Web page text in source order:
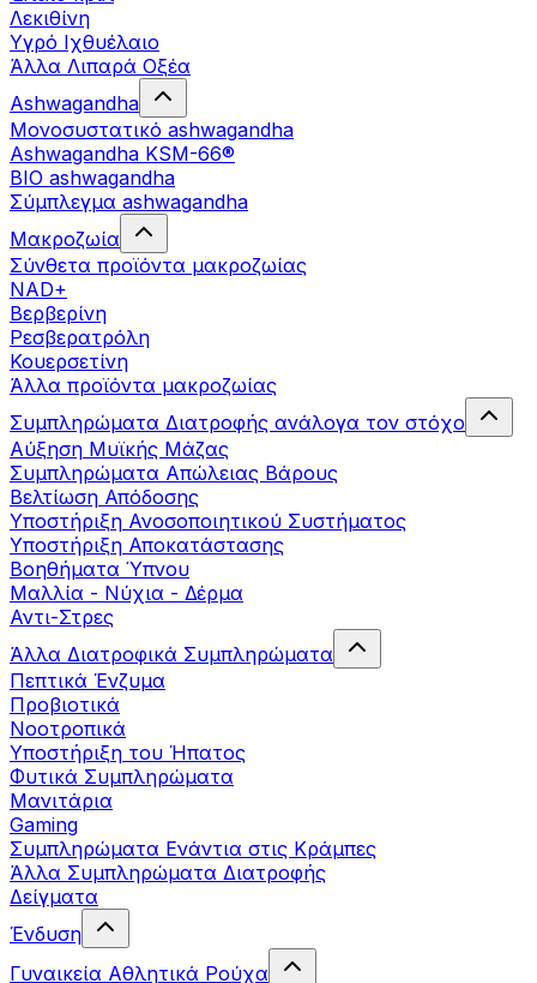
Λεκιθίνη
Υγρό Ιχθυέλαιο
Άλλα Λιπαρά Οξέα
Ashwagandha
Μονοσυστατικό ashwagandha
Ashwagandha KSM-66®
BIO ashwagandha
Σύμπλεγμα ashwagandha
Μακροζωία
Σύνθετα προϊόντα μακροζωίας
NAD+
Βερβερίνη
Ρεσβερατρόλη
Κουερσετίνη
Άλλα προϊόντα μακροζωίας
Συμπληρώματα Διατροφής ανάλογα τον στόχο
Αύξηση Μυϊκής Μάζας
Συμπληρώματα Aπώλειας Βάρους
Βελτίωση Απόδοσης
Υποστήριξη Ανοσοποιητικού Συστήματος
Yποστήριξη Αποκατάστασης
Βοηθήματα Ύπνου
Μαλλία - Νύχια - Δέρμα
Αντι-Στρες
Άλλα Διατροφικά Συμπληρώματα
Πεπτικά Ένζυμα
Προβιοτικά
Νοοτροπικά
Υποστήριξη του Ήπατος
Φυτικά Συμπληρώματα
Μανιτάρια
Gaming
Συμπληρώματα Ενάντια στις Κράμπες
Άλλα Συμπληρώματα Διατροφής
Δείγματα
Ένδυση
Γυναικεία Αθλητικά Ρούχα